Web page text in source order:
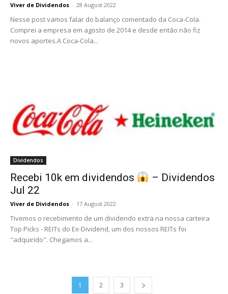
Viver de Dividendos - 28 August 2022
Nesse post vamos falar do balanço comentado da Coca-Cola.
Comprei a empresa em agosto de 2014 e desde então não fiz
novos aportes.A Coca-Cola...
Dividendos
Recebi 10k em dividendos
– Dividendos
Jul 22
Viver de Dividendos - 17 August 2022
Tivemos o recebimento de um dividendo extra na nossa carteira
Top Picks - REITs do Ex-Dividend, um dos nossos REITs foi
"adquirido". Chegamos a...
1 2 3